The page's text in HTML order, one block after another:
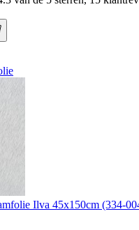
Ilva 45x150cm (334-